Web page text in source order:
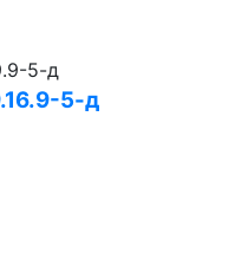
⁠5⁠-⁠д